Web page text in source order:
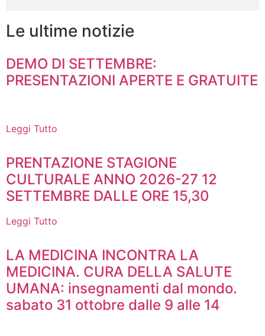
Le ultime notizie
DEMO DI SETTEMBRE:
PRESENTAZIONI APERTE E GRATUITE
Leggi Tutto
PRENTAZIONE STAGIONE
CULTURALE ANNO 2026-27 12
SETTEMBRE DALLE ORE 15,30
Leggi Tutto
LA MEDICINA INCONTRA LA
MEDICINA. CURA DELLA SALUTE
UMANA: insegnamenti dal mondo.
sabato 31 ottobre dalle 9 alle 14